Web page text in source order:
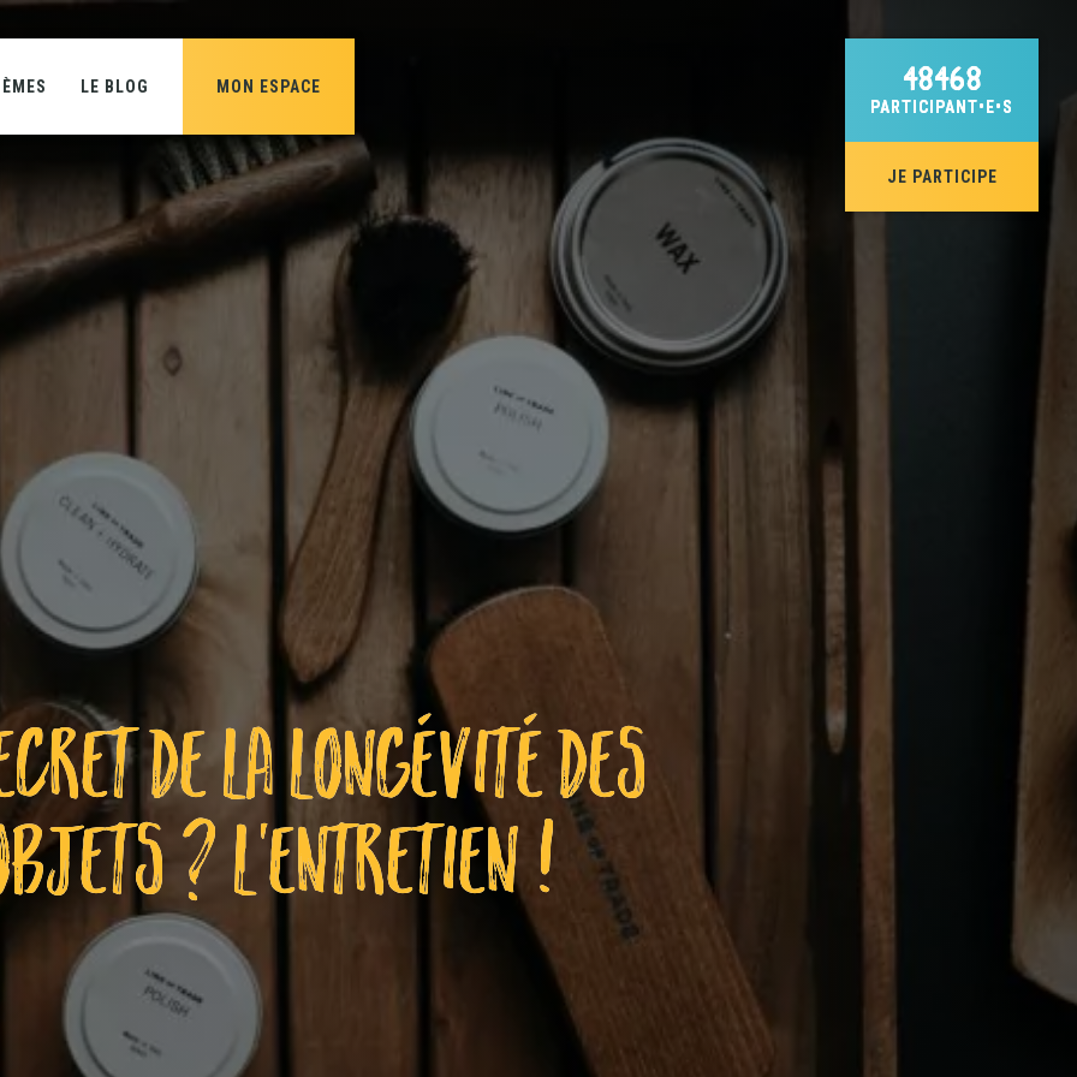
LE BLOG MON ESPACE 48468
PARTICIPANT•E•S
JE PARTICIPE
DE LA LONGÉVITÉ DES
? L’ENTRETIEN !